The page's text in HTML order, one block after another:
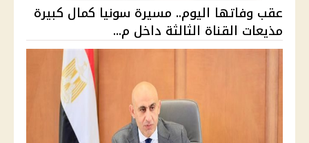
عقب وفاتها اليوم.. مسيرة سونيا كمال كبيرة
مذيعات القناة الثالثة داخل م...